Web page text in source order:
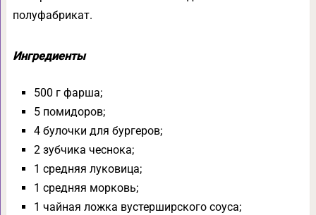
полуфабрикат.
Ингредиенты
500 г фарша;
5 помидоров;
4 булочки для бургеров;
2 зубчика чеснока;
1 средняя луковица;
1 средняя морковь;
1 чайная ложка вустерширского соуса;